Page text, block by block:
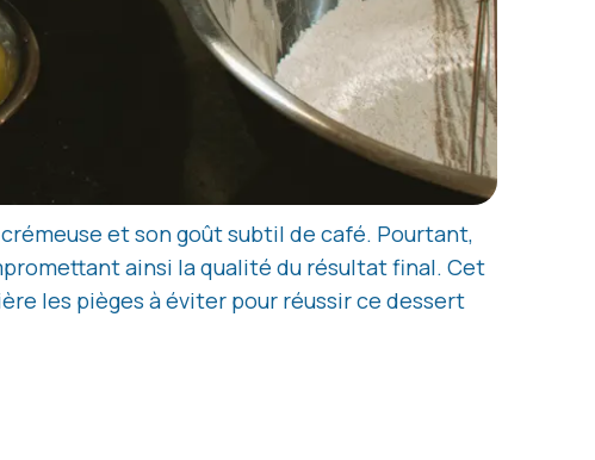
et son goût subtil de café. Pourtant,
ainsi la qualité du résultat final. Cet
les pièges à éviter pour réussir ce dessert